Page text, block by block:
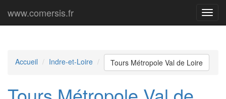
Menu
www.comersis.fr
Accueil Indre-et-Loire Tours Métropole Val de Loire